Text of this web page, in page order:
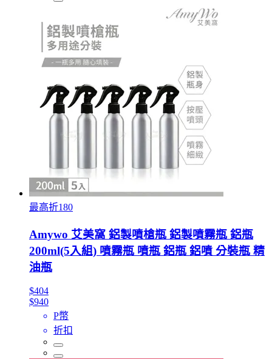
最高折180
Amywo 艾美窩 鋁製噴槍瓶 鋁製噴霧瓶 鋁瓶
200ml(5入組) 噴霧瓶 噴瓶 鋁瓶 鋁噴 分裝瓶 精
油瓶
$404
$940
P幣
折扣